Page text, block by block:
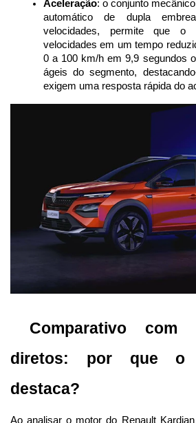
Aceleração: o conjunto
automático de dupla
velocidades, permite que o
velocidades em um tempo
0 a 100 km/h em 9,9 segundos
ágeis do segmento,
exigem uma resposta rápida do
Comparativo com
diretos: por que o
destaca?
Ao analisar o motor do Renault